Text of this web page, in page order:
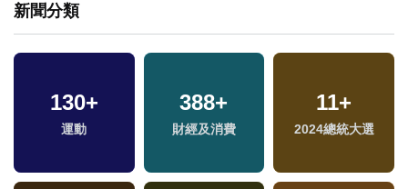
新聞分類
130+
運動
388+
財經及消費
11+
2024總統大選